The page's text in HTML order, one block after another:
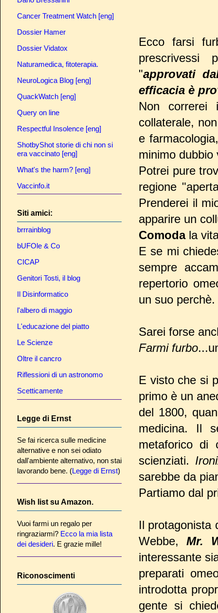
Ecco farsi
prescrivessi
"approvati
efficacia è
Non
collaterale,
e
minimo dubbio
Potrei pure
regione
Prenderei il
apparire un
Comoda la
E se mi
sempre
repertorio
un suo perchè.
Sarei forse
Farmi furbo
E visto che si
primo è un
del 1800,
medicina. Il
metaforico di
scienziati.
sarebbe da
Partiamo dal
Il protagonista
Webbe, Mr.
interessante
preparati
introdotta
gente si
Cancer Treatment Watch [eng]
Dossier Hamer
Dossier Vidatox
Naturamedica, fitoterapia.
NeuroLogica Blog [eng]
QuackWatch [eng]
Query on line
Respectful Insolence [eng]
ShotbyShot storie di chi non si
era vaccinato [eng]
What's the harm? [eng]
Vaccinfo.it
Siti amici:
brrrainblog
bUFOle & Co
CICAP
Genitori Tosti, il blog
Il Disinformatico
l'albero di maggio
L'educazione del piatto
Le Scienze
Oltre il cancro
Riflessioni di un astronomo
Scetticamente
Legge di Ernst
Se fai ricerca sulle medicine
alternative e non sei odiato
dall'ambiente alternativo, non stai
lavorando bene. (Legge di Ernst)
Wish list su Amazon.
Vuoi farmi un regalo per
ringraziarmi? Ecco la mia lista
dei desideri. E grazie mille!
Riconoscimenti